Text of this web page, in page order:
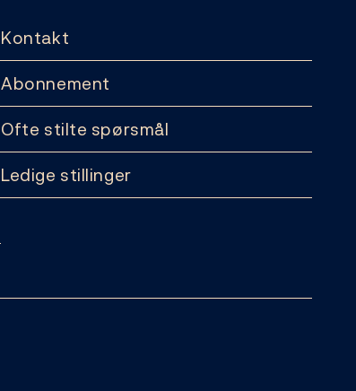
Kontakt
Abonnement
Ofte stilte spørsmål
Ledige stillinger